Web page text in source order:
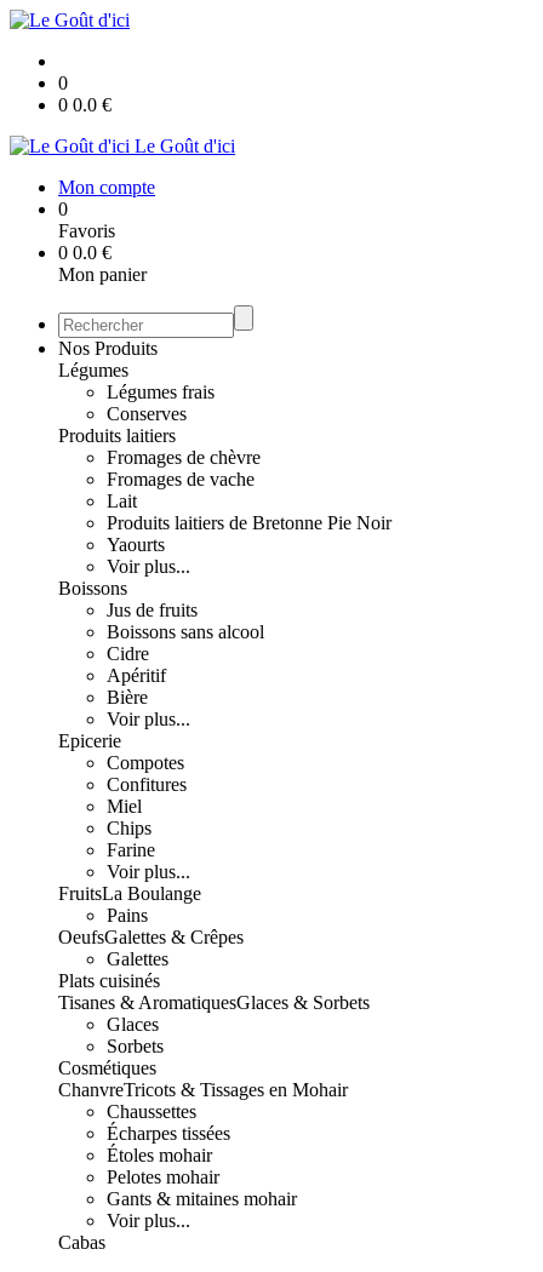
0
0 0.0 €
Le Goût d'ici
Mon compte
0
Favoris
0 0.0 €
Mon panier
Nos Produits
Légumes
Légumes frais
Conserves
Produits laitiers
Fromages de chèvre
Fromages de vache
Lait
Produits laitiers de Bretonne Pie Noir
Yaourts
Voir plus...
Boissons
Jus de fruits
Boissons sans alcool
Cidre
Apéritif
Bière
Voir plus...
Epicerie
Compotes
Confitures
Miel
Chips
Farine
Voir plus...
FruitsLa Boulange
Pains
OeufsGalettes & Crêpes
Galettes
Plats cuisinés
Tisanes & AromatiquesGlaces & Sorbets
Glaces
Sorbets
Cosmétiques
ChanvreTricots & Tissages en Mohair
Chaussettes
Écharpes tissées
Étoles mohair
Pelotes mohair
Gants & mitaines mohair
Voir plus...
Cabas